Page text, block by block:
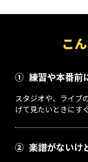
こ
① 練習や本番前
スタジオや、ライブ
げて見たいときにす
② 楽譜がないけ